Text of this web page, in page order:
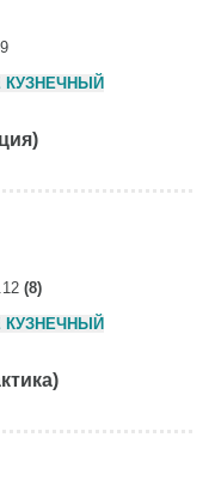
КУЗНЕЧНЫЙ
(8)
КУЗНЕЧНЫЙ